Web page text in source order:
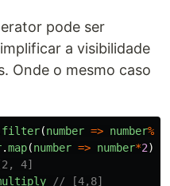
pode ser
a visibilidade
Onde o mesmo caso
filter(number => number%
.map(number => number*2)
4]
// [4,8]